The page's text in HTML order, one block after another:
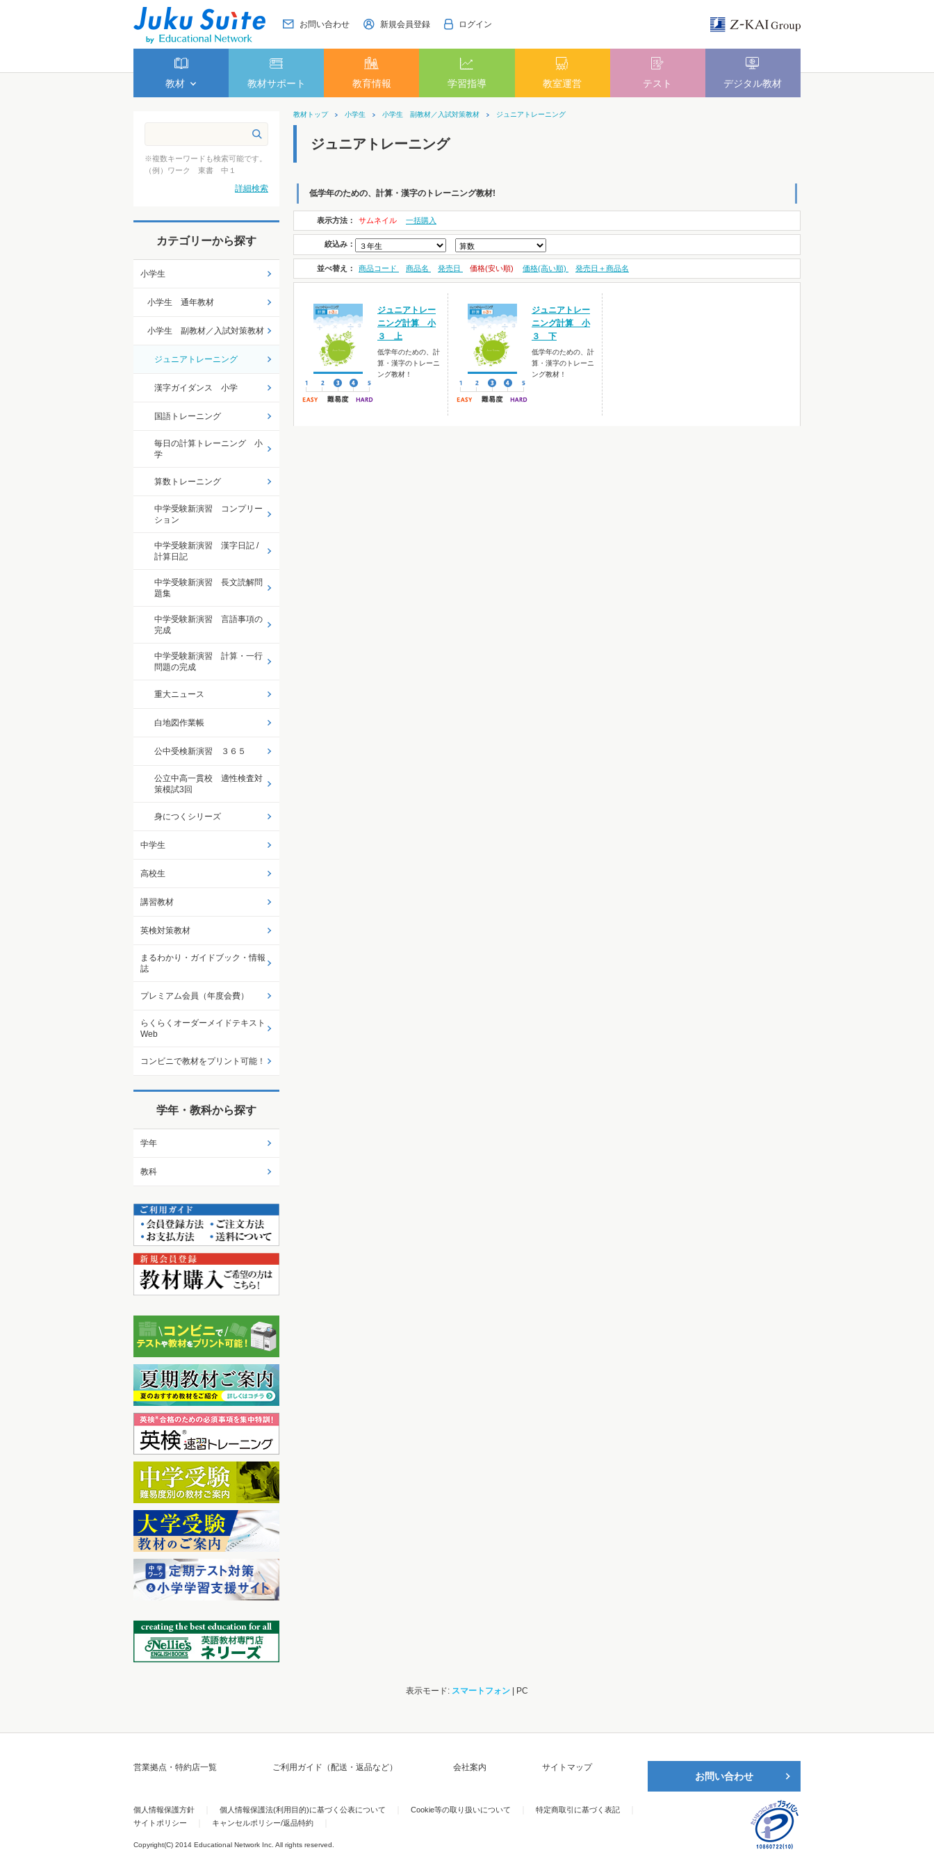
お問い合わせ 新規会員登録 ログイン
教材 教材サポート 教育情報 学習指導 教室運営 テスト デジタル教材
教材トップ 小学生 小学生 副教材／入試対策教材 ジュニアトレーニング
ジュニアトレーニング
低学年のための、計算・漢字のトレーニング教材!
表示方法： サムネイル 一括購入
絞込み：
並べ替え： 商品コード 商品名 発売日 価格(安い順) 価格(高い順) 発売日＋商品名
ジュニアトレー
ニング計算 小
３ 上
低学年のための、計
算・漢字のトレーニ
ング教材！
ジュニアトレー
ニング計算 小
３ 下
低学年のための、計
算・漢字のトレーニ
ング教材！
※複数キーワードも検索可能です。
（例）ワーク 東書 中１
詳細検索
カテゴリーから探す
小学生
小学生 通年教材
小学生 副教材／入試対策教材
ジュニアトレーニング
漢字ガイダンス 小学
国語トレーニング
毎日の計算トレーニング 小
学
算数トレーニング
中学受験新演習 コンプリー
ション
中学受験新演習 漢字日記 /
計算日記
中学受験新演習 長文読解問
題集
中学受験新演習 言語事項の
完成
中学受験新演習 計算・一行
問題の完成
重大ニュース
白地図作業帳
公中受検新演習 ３６５
公立中高一貫校 適性検査対
策模試3回
身につくシリーズ
中学生
高校生
講習教材
英検対策教材
まるわかり・ガイドブック・情報
誌
プレミアム会員（年度会費）
らくらくオーダーメイドテキスト
Web
コンビニで教材をプリント可能！
学年・教科から探す
学年
教科
表示モード: スマートフォン | PC
営業拠点・特約店一覧 ご利用ガイド（配送・返品など） 会社案内 サイトマップ
お問い合わせ
個人情報保護方針 個人情報保護法(利用目的)に基づく公表について Cookie等の取り扱いについて
特定商取引に基づく表記
サイトポリシー
キャンセルポリシー/返品特約
Copyright(C) 2014 Educational Network Inc. All rights reserved.